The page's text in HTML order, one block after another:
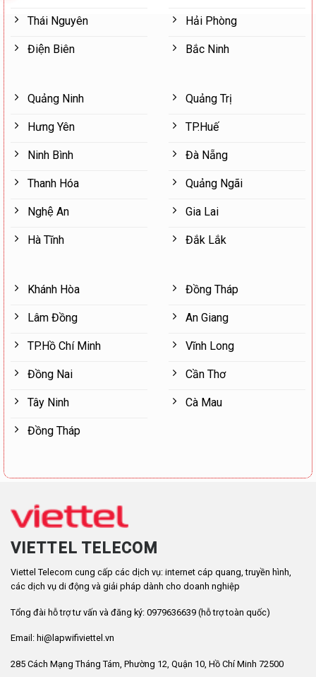
Thái Nguyên
Điện Biên
Hải Phòng
Bắc Ninh
Quảng Ninh
Hưng Yên
Ninh Bình
Thanh Hóa
Nghệ An
Hà Tĩnh
Quảng Trị
TP.Huế
Đà Nẵng
Quảng Ngãi
Gia Lai
Đắk Lắk
Khánh Hòa
Lâm Đồng
TP.Hồ Chí Minh
Đồng Nai
Tây Ninh
Đồng Tháp
Đồng Tháp
An Giang
Vĩnh Long
Cần Thơ
Cà Mau
VIETTEL TELECOM
Viettel Telecom cung cấp các dịch vụ: internet cáp quang, truyền hình,
các dịch vụ di động và giải pháp dành cho doanh nghiệp
Tổng đài hỗ trợ tư vấn và đăng ký: 0979636639 (hỗ trợ toàn quốc)
Email: hi@lapwifiviettel.vn
285 Cách Mạng Tháng Tám, Phường 12, Quận 10, Hồ Chí Minh 72500